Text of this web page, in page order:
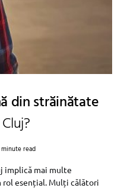
din străinătate
read
implică mai multe
rol esențial. Mulți călători